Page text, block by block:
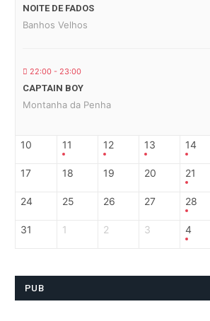
NOITE DE FADOS
Banhos Velhos
22:00 - 23:00
CAPTAIN BOY
Montanha da Penha
10 11 12 13 14
17 18 19 20 21
24 25 26 27 28
31 1 2 3 4
PUB